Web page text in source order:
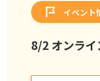
イベント
8/2 オンライ